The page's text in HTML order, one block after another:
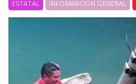
ESTATAL INFORMACIÓN GENERAL